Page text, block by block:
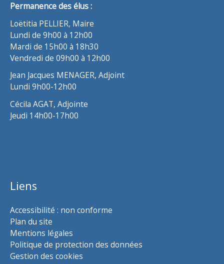
Permanence des élus :
Loëtitia PELLIER, Maire
Lundi de 9h00 à 12h00
Mardi de 15h00 à 18h30
Vendredi de 09h00 à 12h00
Jean Jacques MENAGER, Adjoint
Lundi 9h00-12h00
Cécila AGAT, Adjointe
Jeudi 14h00-17h00
Liens
Accessibilité : non conforme
Plan du site
Mentions légales
Politique de protection des données
Gestion des cookies